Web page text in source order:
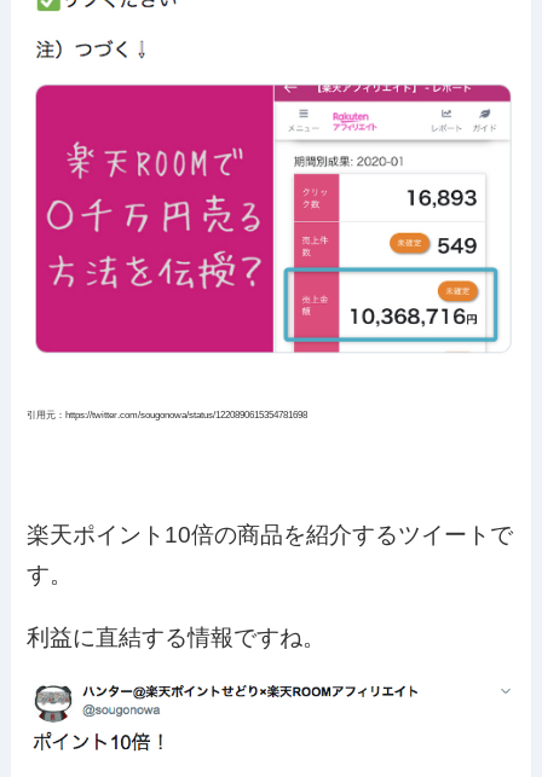
引用元：https://twitter.com/sougonowa/status/1220890615354781698
楽天ポイント10倍の商品を紹介するツイートで
す。
利益に直結する情報ですね。